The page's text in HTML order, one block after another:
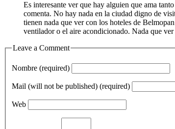
Es interesante ver que hay alguien que ama
comenta. No hay nada en la ciudad digno de
tienen nada que ver con los hoteles de
ventilador o el aire acondicionado. Nada que ver
Leave a Comment
Nombre (required)
Mail (will not be published) (required)
Web